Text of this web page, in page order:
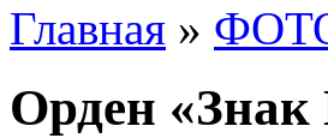
Главная »
Орден «Знак